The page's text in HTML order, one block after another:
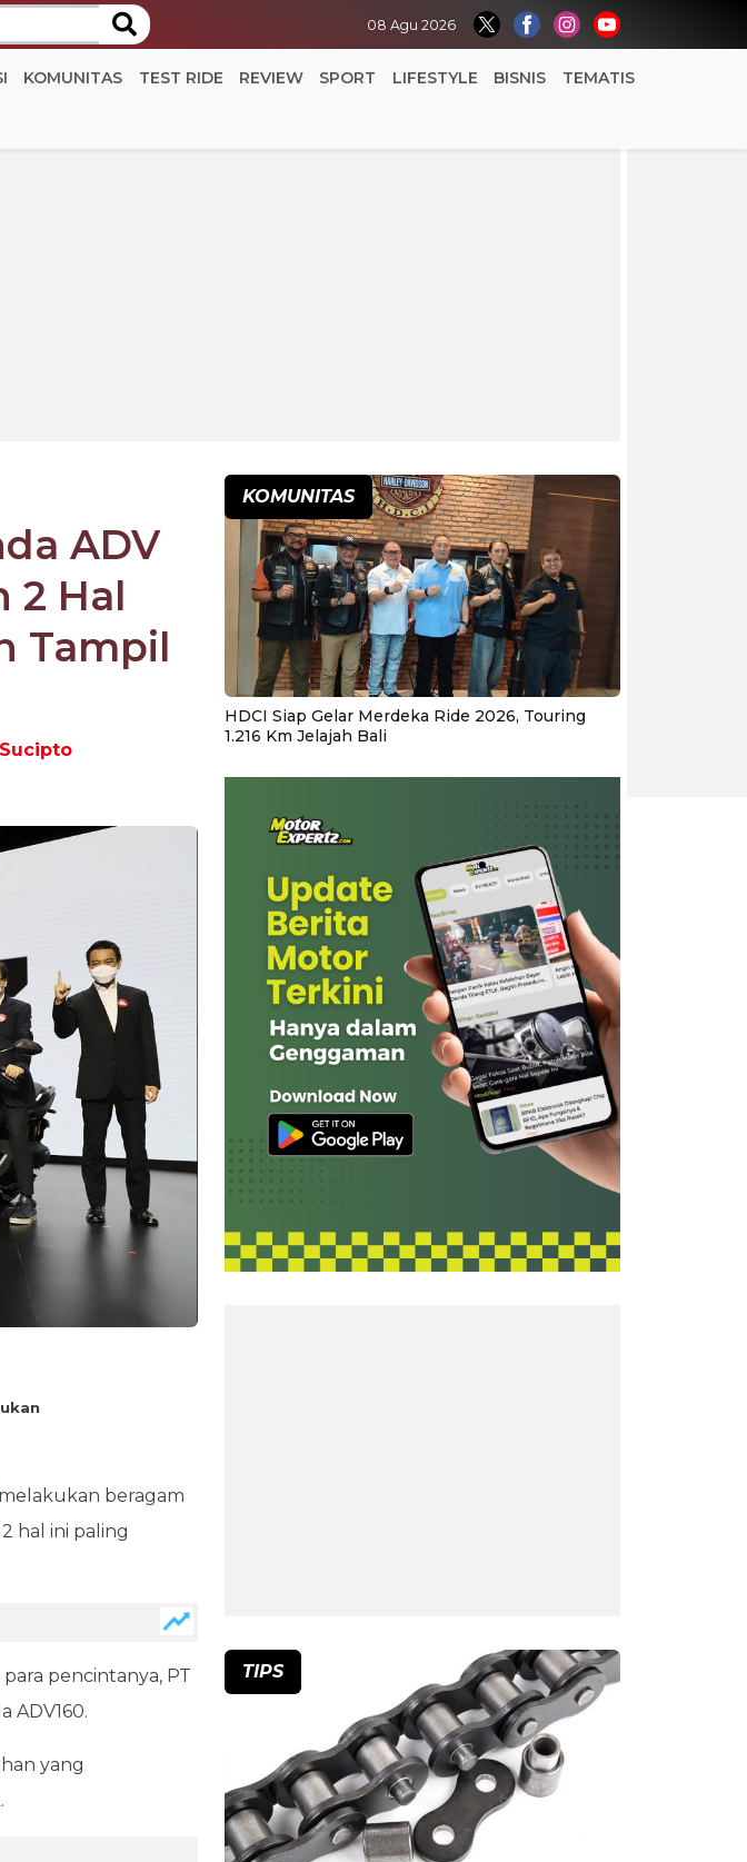
08 Agu 2026
KOMUNITAS TEST RIDE REVIEW SPORT LIFESTYLE BISNIS TEMATIS
ADV
2 Hal
Tampil
melakukan beragam
hal ini paling
pencintanya, PT
ADV160.
yang
KOMUNITAS
HDCI Siap Gelar Merdeka Ride 2026, Touring
1.216 Km Jelajah Bali
TIPS